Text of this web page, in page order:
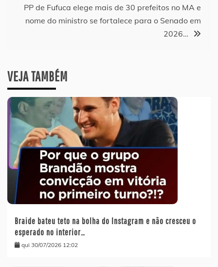
PostPP de Fufuca elege mais de 30 prefeitos no MA e
nome do ministro se fortalece para o Senado em
2026…
VEJA TAMBÉM
Braide bateu teto na bolha do Instagram e não cresceu o
esperado no interior…
qui 30/07/2026 12:02